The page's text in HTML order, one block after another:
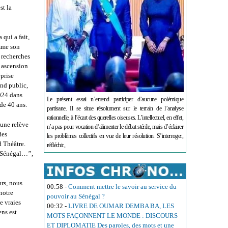
la
qui a fait,
son
public,
dans
40 ans.
relève
Théâtre.
nous
vraies
est
Le présent essai n’entend participer d’aucune polémique
partisane. Il se situe résolument sur le terrain de l’analyse
rationnelle, à l’écart des querelles oiseuses. L’intellectuel, en effet,
n’a pas pour vocation d’alimenter le débat stérile, mais d’éclairer
les problèmes collectifs en vue de leur résolution. S’interroger,
réfléchir,
00:58 - Comment mettre le savoir au service du
pouvoir au Sénégal ?
00:32 - LIVRE DE OUMAR DEMBA BA, LES
MOTS FAÇONNENT LE MONDE : DISCOURS
ET DIPLOMATIE Des paroles, des mots et une